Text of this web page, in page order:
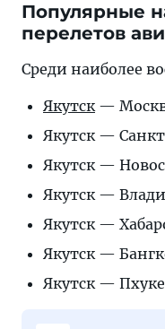
Популярные
перелетов
Среди наиболее
Якутск—
Якутск —
Якутск —
Якутск —
Якутск —
Якутск —
Якутск —